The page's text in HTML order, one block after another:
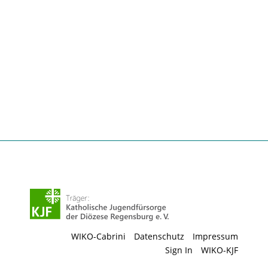
Impressum
Datenschutz
WIKO-Cabrini
WIKO-KJF
Sign In